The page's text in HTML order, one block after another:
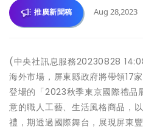
推廣新聞稿 Aug 28,2023
(中央社訊息服務20230828
海外市場，屏東縣政府將帶領17
登場的「2023秋季東京國際禮品
意的職人工藝、生活風格商品，
禮，期透過國際舞台，展現屏東